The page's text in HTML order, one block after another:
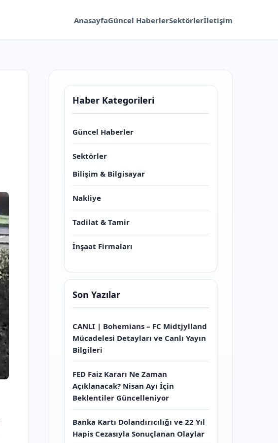
AnasayfaGüncel HaberlerSektörlerİletişim
Haber Kategorileri
Güncel Haberler
Sektörler
Bilişim & Bilgisayar
Nakliye
Tadilat & Tamir
İnşaat Firmaları
Son Yazılar
CANLI | Bohemians – FC Midtjylland
Mücadelesi Detayları ve Canlı Yayın
Bilgileri
FED Faiz Kararı Ne Zaman
Açıklanacak? Nisan Ayı İçin
Beklentiler Güncelleniyor
Banka Kartı Dolandırıcılığı ve 22 Yıl
Hapis Cezasıyla Sonuçlanan Olaylar